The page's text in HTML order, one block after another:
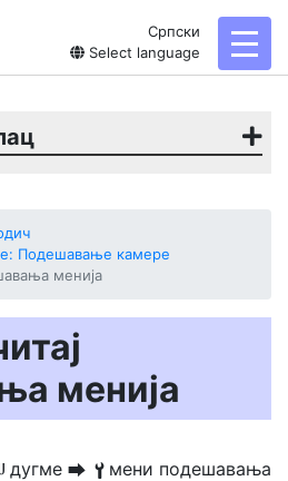
Српски
Select language
Подешавање камере
менија
менија
дугме U B мени подешавања